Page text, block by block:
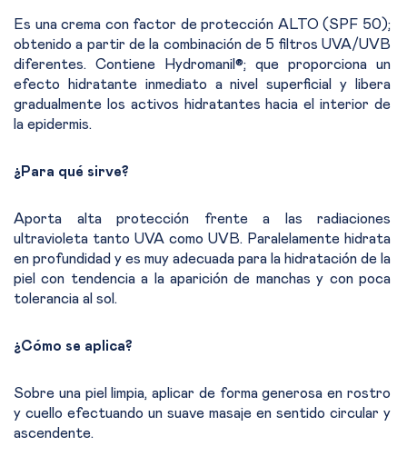
Es una crema con factor de protección ALTO (SPF 50);
obtenido a partir de la combinación de 5 filtros UVA/UVB
diferentes. Contiene Hydromanil®; que proporciona un
efecto hidratante inmediato a nivel superficial y libera
gradualmente los activos hidratantes hacia el interior de
la epidermis.
¿Para qué sirve?
Aporta alta protección frente a las radiaciones
ultravioleta tanto UVA como UVB. Paralelamente hidrata
en profundidad y es muy adecuada para la hidratación de la
piel con tendencia a la aparición de manchas y con poca
tolerancia al sol.
¿Cómo se aplica?
Sobre una piel limpia, aplicar de forma generosa en rostro
y cuello efectuando un suave masaje en sentido circular y
ascendente.